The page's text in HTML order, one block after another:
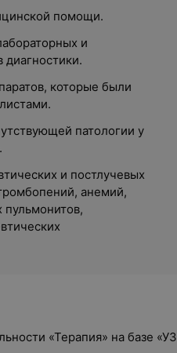
помощи.
и
которые были
патологии у
и постлучевых
анемий,
пульмонитов,
«Терапия» на базе «УЗ